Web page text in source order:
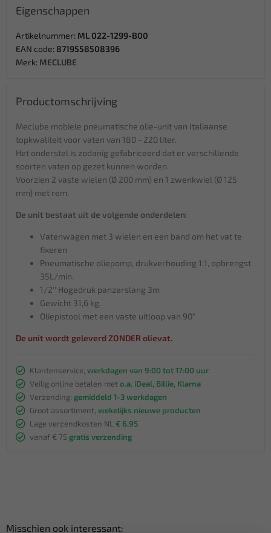
Eigenschappen
Artikelnummer: ML 022-1299-B00
EAN code: 8719558508396
Merk: MECLUBE
Productomschrijving
Meclube mobiele pneumatische olie-unit van Italiaanse
topkwaliteit voor vaten van 180 - 220 liter.
Het onderstel is zodanig gefabriceerd dat er verschillende
soorten vaten op gezet kunnen worden.
Voorzien 2 vaste wielen (Ø 200 mm) en 1 zwenkwiel (Ø 125
mm) met rem.
De unit bestaat uit de volgende onderdelen:
Vatenwagen met 3 wielen en een band om het vat te
fixeren
Pneumatische oliepomp, drukverhouding 1:1, opbrengst
35L/min.
1/2'' Hogedruk panzerslang 3m
Gewicht 31,6 kg.
Oliepistool met een vaste uitloop van 90°
De unit wordt geleverd ZONDER olievat.
Klantenservice, werkdagen van 9:00 tot 17:00 uur
Veilig online betalen met o.a. iDeal, Billie, Klarna
Verzending: gemiddeld 1-3 werkdagen
Groot assortiment, wekelijks nieuwe producten
Lage verzendkosten NL € 6,95
vanaf € 75 gratis verzending
Misschien ook interessant: